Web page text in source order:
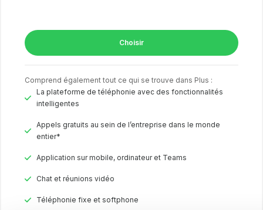
Choisir
Comprend également tout ce qui se trouve dans Plus :
La plateforme de téléphonie avec des fonctionnalités
intelligentes
Appels gratuits au sein de l’entreprise dans le monde
entier*
Application sur mobile, ordinateur et Teams
Chat et réunions vidéo
Téléphonie fixe et softphone